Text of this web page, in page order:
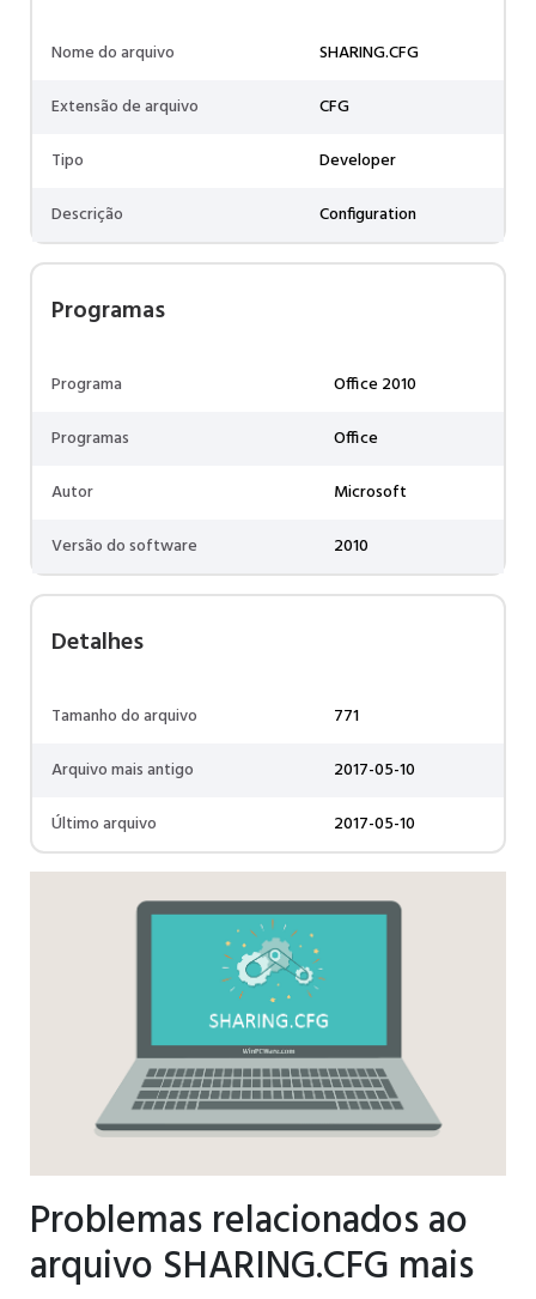
Nome do arquivo
SHARING.CFG
Extensão de arquivo
CFG
Tipo
Developer
Descrição
Configuration
Programas
Programa
Office 2010
Programas
Office
Autor
Microsoft
Versão do software
2010
Detalhes
Tamanho do arquivo
771
Arquivo mais antigo
2017-05-10
Último arquivo
2017-05-10
Problemas relacionados ao
arquivo SHARING.CFG mais